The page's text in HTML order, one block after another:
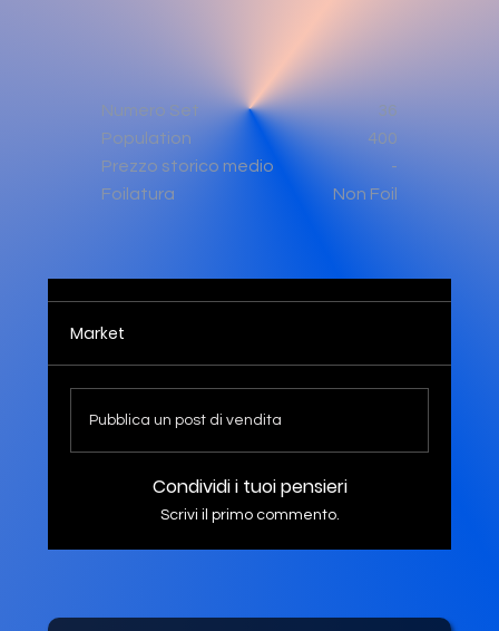
Numero Set
Population
Prezzo storico medio
Foilatura
36
400
-
Non Foil
Market
Pubblica un post di vendita
Condividi i tuoi pensieri
Scrivi il primo commento.